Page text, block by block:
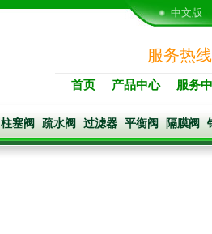
中文版
服务热线
首页 产品中心 服务
柱塞阀 疏水阀 过滤器 平衡阀 隔膜阀